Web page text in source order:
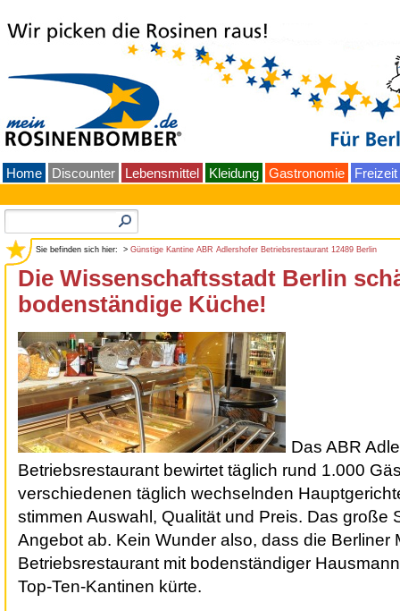
Home Discounter Lebensmittel Kleidung Gastronomie Freizeit
Sie befinden sich hier: > Günstige Kantine ABR Adlershofer Betriebsrestaurant 12489 Berlin
Die Wissenschaftsstadt Berlin
bodenständige Küche!
Das ABR
Betriebsrestaurant bewirtet täglich rund 1.000
verschiedenen täglich wechselnden
stimmen Auswahl, Qualität und Preis. Das große
Angebot ab. Kein Wunder also, dass die Berliner
Betriebsrestaurant mit bodenständiger
Top-Ten-Kantinen kürte.